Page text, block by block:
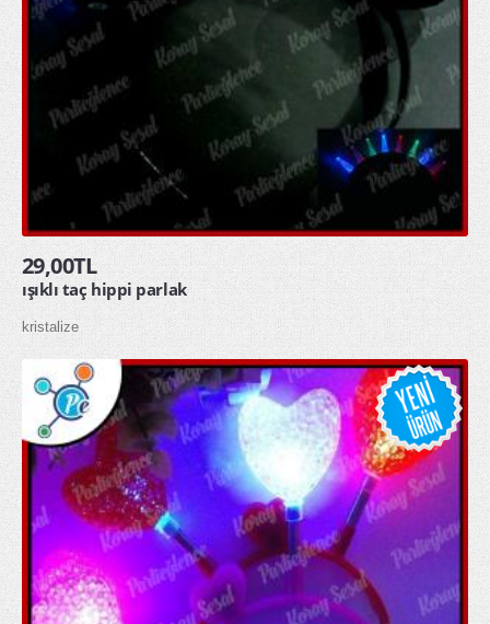
29,00TL
ışıklı taç hippi parlak
kristalize